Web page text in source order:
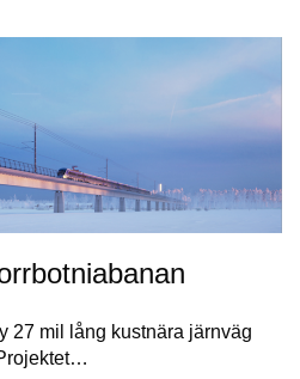
27 mil lång kustnära järnväg